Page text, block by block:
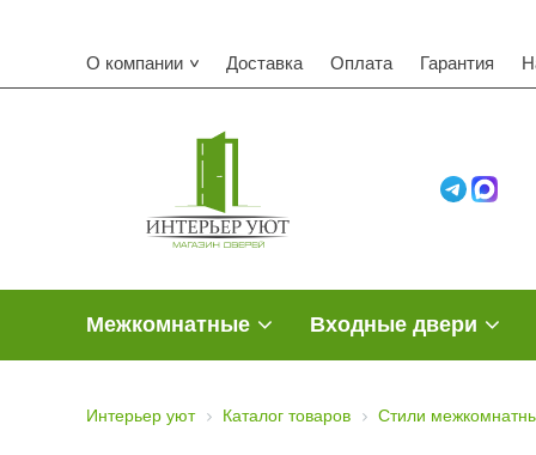
О компании Доставка Оплата Гарантия
Межкомнатные Входные двери
Интерьер уют Каталог товаров Стили